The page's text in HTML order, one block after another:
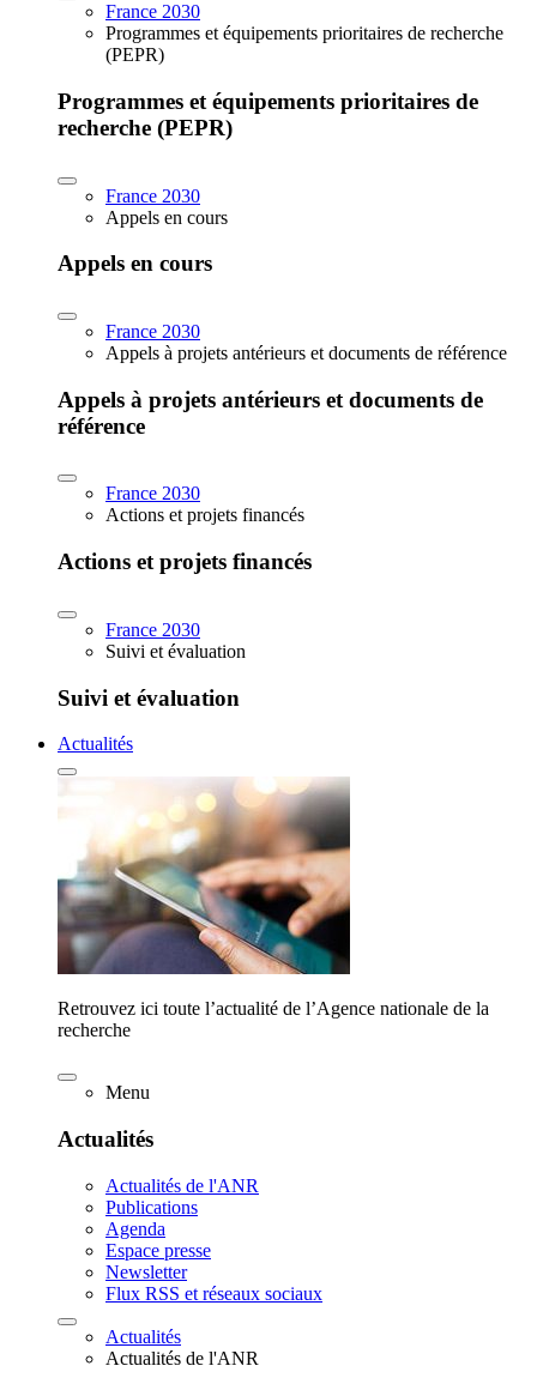
France 2030
Programmes et équipements prioritaires de recherche
(PEPR)
Programmes et équipements prioritaires de
recherche (PEPR)
France 2030
Appels en cours
Appels en cours
France 2030
Appels à projets antérieurs et documents de référence
Appels à projets antérieurs et documents de
référence
France 2030
Actions et projets financés
Actions et projets financés
France 2030
Suivi et évaluation
Suivi et évaluation
Actualités
Retrouvez ici toute l’actualité de l’Agence nationale de la
recherche
Menu
Actualités
Actualités de l'ANR
Publications
Agenda
Espace presse
Newsletter
Flux RSS et réseaux sociaux
Actualités
Actualités de l'ANR